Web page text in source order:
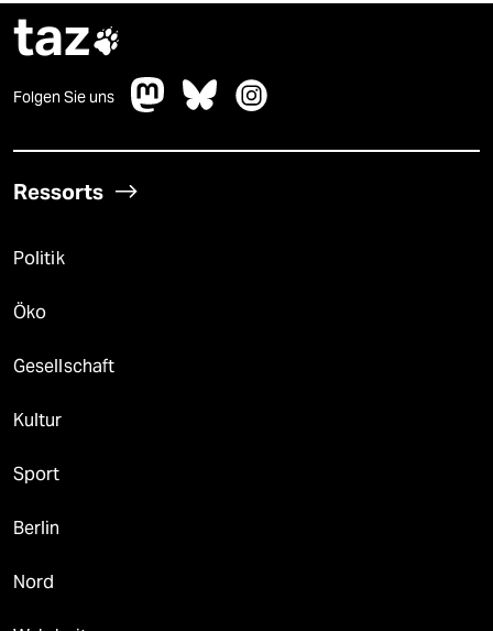
taz
Folgen Sie uns
Ressorts
Politik
Öko
Gesellschaft
Kultur
Sport
Berlin
Nord